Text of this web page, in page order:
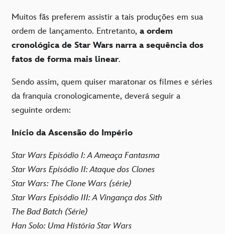
Muitos fãs preferem assistir a tais produções em sua
ordem de lançamento. Entretanto, a ordem
cronológica de Star Wars narra a sequência dos
fatos de forma mais linear.
Sendo assim, quem quiser maratonar os filmes e séries
da franquia cronologicamente, deverá seguir a
seguinte ordem:
Início da Ascensão do Império
Star Wars Episódio I: A Ameaça Fantasma
Star Wars Episódio II: Ataque dos Clones
Star Wars: The Clone Wars (série)
Star Wars Episódio III: A Vingança dos Sith
The Bad Batch (Série)
Han Solo: Uma História Star Wars